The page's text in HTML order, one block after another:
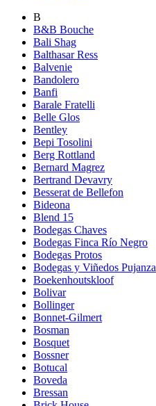
B
B&B Bouche
Bali Shag
Balthasar Ress
Balvenie
Bandolero
Banfi
Barale Fratelli
Belle Glos
Bentley
Bepi Tosolini
Berg Rottland
Bernard Magrez
Bertrand Devavry
Besserat de Bellefon
Bideona
Blend 15
Bodegas Chaves
Bodegas Finca Río Negro
Bodegas Protos
Bodegas y Viñedos Pujanza
Boekenhoutskloof
Bolivar
Bollinger
Bonnet-Gilmert
Bosman
Bosquet
Bossner
Botucal
Boveda
Bressan